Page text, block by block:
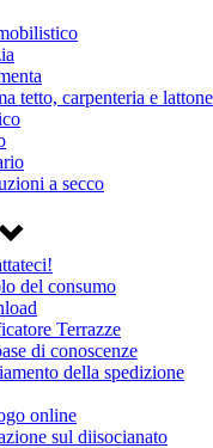
tetto, carpenteria e
a secco
del consumo
Terrazze
di conoscenze
della spedizione
online
sul diisocianato